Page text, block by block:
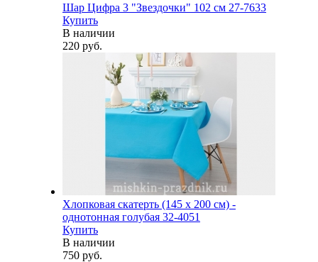
Шар Цифра 3 "Звездочки" 102 см 27-7633
Купить
В наличии
220 руб.
Хлопковая скатерть (145 х 200 см) -
однотонная голубая 32-4051
Купить
В наличии
750 руб.